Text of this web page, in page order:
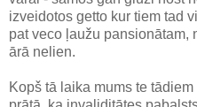
izveidotos getto kur tiem tad
pat veco ļaužu pansionātam,
ārā nelien.
Kopš tā laika mums te